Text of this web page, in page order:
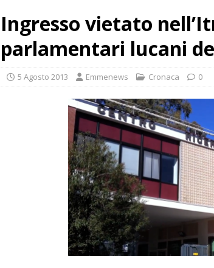
Ingresso vietato
parlamentari lucani
5 Agosto 2013 Emmenews Cronaca 0